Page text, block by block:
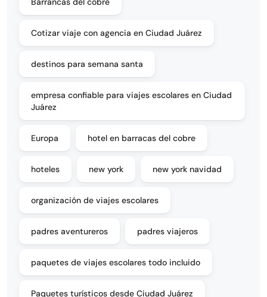
Cotizar viaje con agencia en Ciudad Juárez
destinos para semana santa
empresa confiable para viajes escolares en Ciudad
Juárez
Europa hotel en barracas del cobre
hoteles new york new york navidad
organización de viajes escolares
padres aventureros padres viajeros
paquetes de viajes escolares todo incluido
Paquetes turísticos desde Ciudad Juárez